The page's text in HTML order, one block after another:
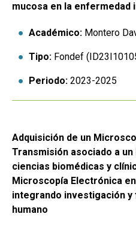
mucosa en la
Académico: Montero
Tipo: Fondef
Periodo: 2023-2025
Adquisición de un
Transmisión asociado a
ciencias biomédicas y
Microscopía Electrónica
integrando investigación
humano